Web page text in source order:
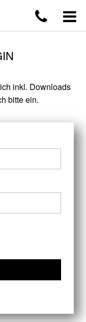
inkl. Downloads
bitte ein.